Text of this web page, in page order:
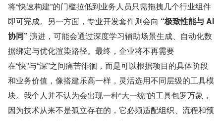
将“快速构建”的门槛拉低到业务人员只需拖拽几个行业组件
即可完成。另一方面，专业开发套件则会向 “极致性能与 AI
协同” 演进，可能会通过深度学习辅助场景生成、自动化数
据绑定与优化渲染路径。最终，企业将不再需要
在“快”与“深”之间痛苦徘徊，而是可以根据项目的具体阶段
和业务价值，像搭建乐高一样，灵活选用不同层级的工具模
块。我个人并不认为会出现一种“大一统”的工具包罗万象，
因为技术从来不是孤立存在的，它必须适配组织、流程和预